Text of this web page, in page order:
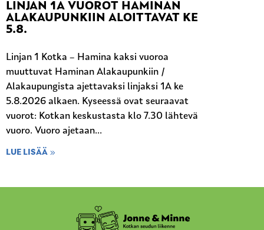
LINJAN 1A VUOROT HAMINAN
ALAKAUPUNKIIN ALOITTAVAT KE
5.8.
Linjan 1 Kotka – Hamina kaksi vuoroa
muuttuvat Haminan Alakaupunkiin /
Alakaupungista ajettavaksi linjaksi 1A ke
5.8.2026 alkaen. Kyseessä ovat seuraavat
vuorot: Kotkan keskustasta klo 7.30 lähtevä
vuoro. Vuoro ajetaan...
LUE LISÄÄ